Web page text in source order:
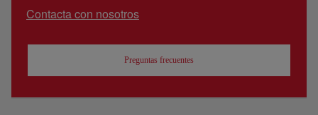
Contacta con nosotros
Preguntas frecuentes